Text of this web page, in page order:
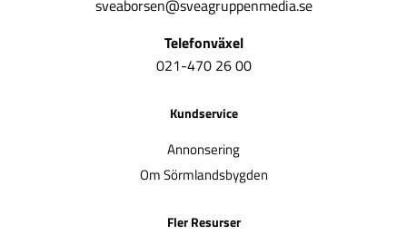
sveaborsen@sveagruppenmedia.se
Telefonväxel
021-470 26 00
Kundservice
Annonsering
Om Sörmlandsbygden
Fler Resurser